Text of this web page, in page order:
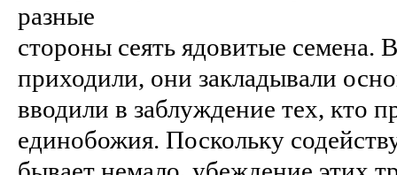
разные
стороны сеять ядовитые семена.
приходили, они закладывали
вводили в заблуждение тех, кто
единобожия. Поскольку